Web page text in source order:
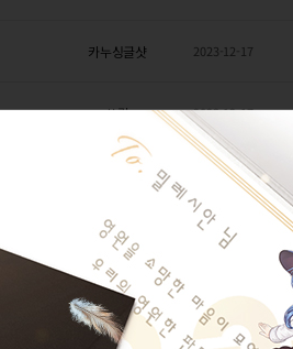
카누싱글샷 2023-12-17
쓰랄 2023-12-17
노라하워드 2023-12-17
Kurt 2023-12-16
바닐라린 2023-12-15